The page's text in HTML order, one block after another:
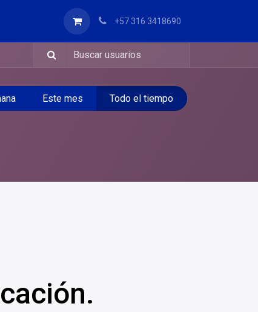
+57 316 3418690
Este mes Todo el tiempo